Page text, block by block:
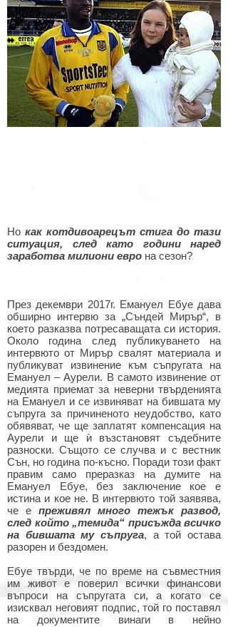
Но как котдивоарецът стига до тази
ситуация, след като години наред
заработва милиони евро на сезон?
През декември 2017г. Емануел Ебуе дава
обширно интервю за „Съндей Мирър“, в
което разказва потресаващата си история.
Около година след публикуването на
интервюто от Мирър свалят материала и
публикуват извинение към съпругата на
Емануел – Аурели. В самото извинение от
медията приемат за неверни твърденията
на Емануел и се извиняват на бившата му
съпруга за причиненото неудобство, като
обявяват, че ще заплатят компенсация на
Аурели и ще ѝ възстановят съдебните
разноски. Същото се случва и с вестник
Сън, но година по-късно. Поради този факт
правим само преразказ на думите на
Емануел Ебуе, без заключение кое е
истина и кое не. В интервюто той заявява,
че е преживял много тежък развод,
след който „темида“ присъжда всичко
на бившата му съпруга, а той остава
разорен и бездомен.
Ебуе твърди, че по време на съвместния
им живот е поверил всички финансови
въпроси на съпругата си, а когато се
изисквал неговият подпис, той го поставял
на документите винаги в нейно